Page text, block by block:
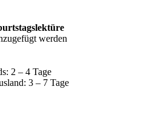
werden
2 – 4 Tage
3 – 7 Tage